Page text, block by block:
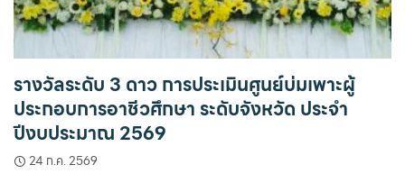
รางวัลระดับ 3 ดาว การประเมินศูนย์บ่มเพาะผู้
ประกอบการอาชีวศึกษา ระดับจังหวัด ประจำ
ปีงบประมาณ 2569
24 ก.ค. 2569